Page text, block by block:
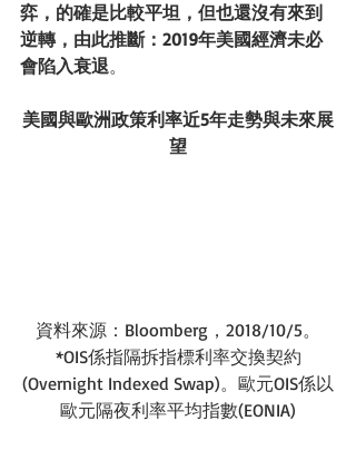
弈，的確是比較平坦，但也還沒有來到
逆轉，由此推斷：2019年美國經濟未必
會陷入衰退。
美國與歐洲政策利率近5年走勢與未來展
望
資料來源：Bloomberg，2018/10/5。
*OIS係指隔拆指標利率交換契約
(Overnight Indexed Swap)。歐元OIS係以
歐元隔夜利率平均指數(EONIA)